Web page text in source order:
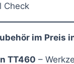
Check
im Preis
TT460 –